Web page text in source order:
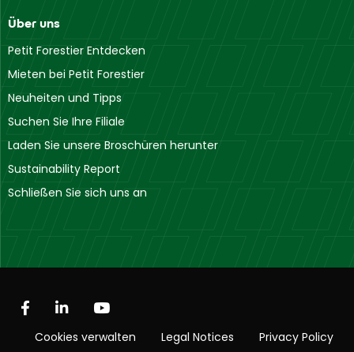
Über uns
Petit Forestier Entdecken
Mieten bei Petit Forestier
Neuheiten und Tipps
Suchen Sie Ihre Filiale
Laden Sie unsere Broschüren herunter
Sustainability Report
Schließen Sie sich uns an
Cookies verwalten Legal Notices Privacy Policy